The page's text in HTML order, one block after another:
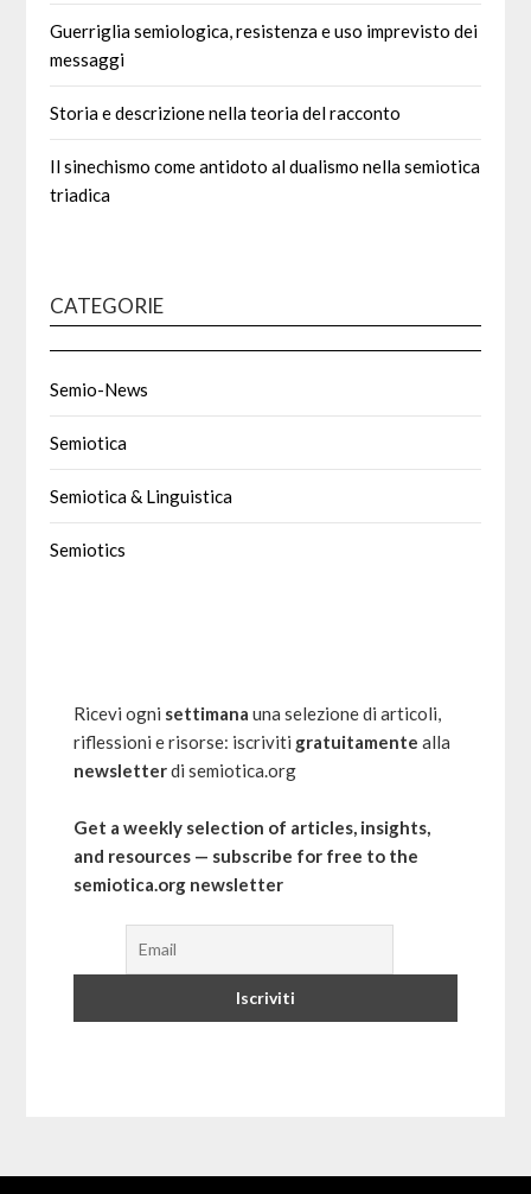
Guerriglia semiologica, resistenza e uso imprevisto dei
messaggi
Storia e descrizione nella teoria del racconto
Il sinechismo come antidoto al dualismo nella semiotica
triadica
CATEGORIE
Semio-News
Semiotica
Semiotica & Linguistica
Semiotics
Ricevi ogni settimana una selezione di articoli,
riflessioni e risorse: iscriviti gratuitamente alla
newsletterdi semiotica.org
Get a weekly selection of articles, insights,
and resources — subscribe for free to the
semiotica.org newsletter